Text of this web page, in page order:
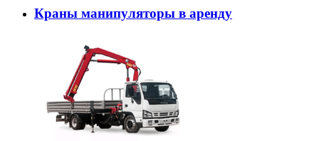
Краны манипуляторы в аренду